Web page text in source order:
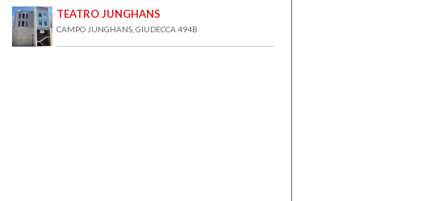
TEATRO JUNGHANS
CAMPO JUNGHANS, GIUDECCA 494B